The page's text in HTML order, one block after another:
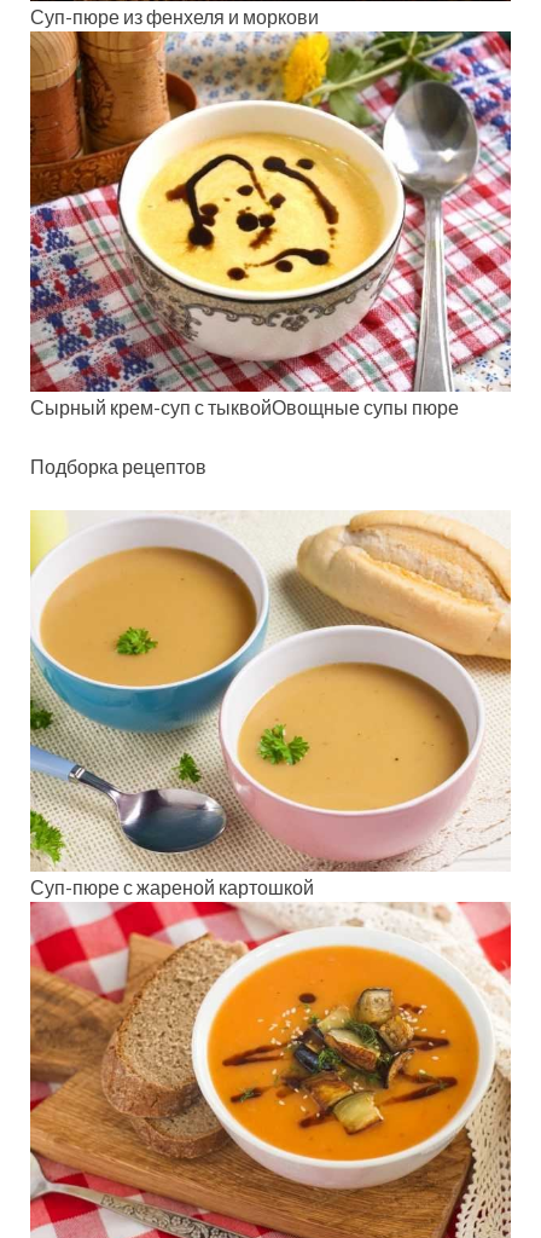
Суп-пюре из фенхеля и моркови
Сырный крем-суп с тыквойОвощные супы пюре
Подборка рецептов
Суп-пюре с жареной картошкой